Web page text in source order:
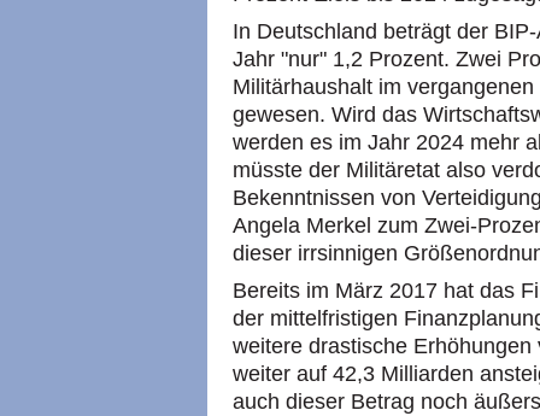
In Deutschland beträgt der
Jahr "nur" 1,2 Prozent. Zwei
Militärhaushalt im
gewesen. Wird das
werden es im Jahr 2024 mehr
müsste der Militäretat also
Bekenntnissen von
Angela Merkel zum Zwei-
dieser irrsinnigen
Bereits im März 2017 hat das
der mittelfristigen
weitere drastische
weiter auf 42,3 Milliarden
auch dieser Betrag noch